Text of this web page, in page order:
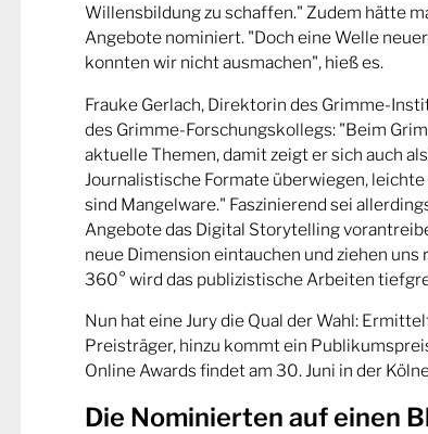
Willensbildung zu schaffen." Zudem hätte
Angebote nominiert. "Doch eine Welle
konnten wir nicht ausmachen", hieß es.
Frauke Gerlach, Direktorin des Grimme-
des Grimme-Forschungskollegs: "Beim
aktuelle Themen, damit zeigt er sich auch
Journalistische Formate überwiegen,
sind Mangelware." Faszinierend sei
Angebote das Digital Storytelling
neue Dimension eintauchen und ziehen
360° wird das publizistische Arbeiten
Nun hat eine Jury die Qual der Wahl:
Preisträger, hinzu kommt ein
Online Awards findet am 30. Juni in der
Die Nominierten auf einen